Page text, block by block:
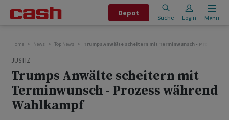
Depot
Suche Login Menu
Home News Top News Trumps Anwälte scheitern mit Terminwunsch - Prozess
JUSTIZ
Trumps Anwälte scheitern mit
Terminwunsch - Prozess während
Wahlkampf